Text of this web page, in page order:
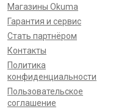
Магазины Okuma
Гарантия и сервис
Стать партнёром
Контакты
Политика
конфиденциальности
Пользовательское
соглашение